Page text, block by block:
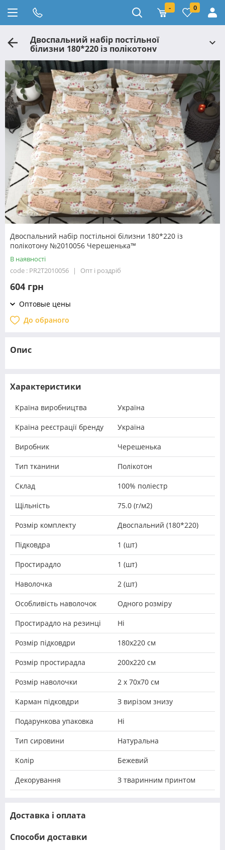
- 0
Двоспальний набір постільної
білизни 180*220 із полікотону
№2010056 Черешенька™
Двоспальний набір постільної білизни 180*220 із
полікотону №2010056 Черешенька™
В наявності
code : PR2T2010056
Опт і роздріб
604 грн
Оптовые цены
До обраного
Опис
Характеристики
Країна виробництва Україна
Країна реєстрації бренду Україна
Виробник Черешенька
Тип тканини Полікотон
Склад 100% поліестр
Щільність 75.0 (г/м2)
Розмір комплекту Двоспальний (180*220)
Підковдра 1 (шт)
Простирадло 1 (шт)
Наволочка 2 (шт)
Особливість наволочок Одного розміру
Простирадло на резинці Ні
Розмір підковдри 180х220 см
Розмір простирадла 200х220 см
Розмір наволочки 2 х 70х70 см
Карман підковдри З вирізом знизу
Подарункова упаковка Ні
Тип сировини Натуральна
Колір Бежевий
Декорування З тваринним принтом
Доставка і оплата
Способи доставки